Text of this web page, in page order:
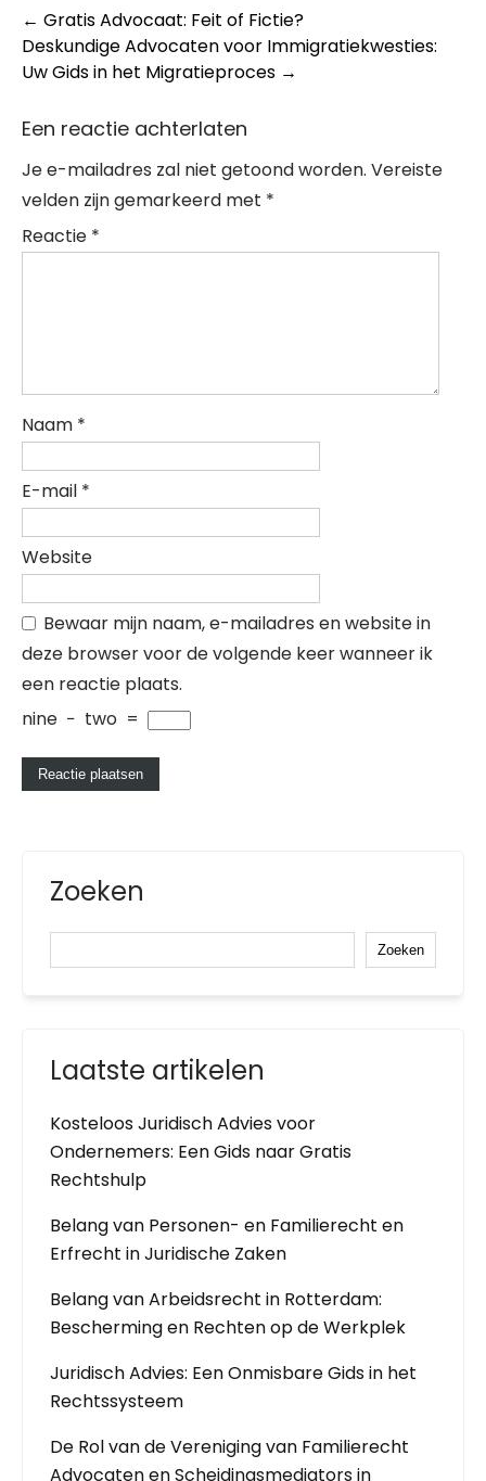
Post
navigation
← Gratis Advocaat: Feit of Fictie?
Deskundige Advocaten voor Immigratiekwesties:
Uw Gids in het Migratieproces →
Een reactie achterlaten
Je e-mailadres zal niet getoond worden. Vereiste
velden zijn gemarkeerd met *
Reactie *
Naam *
E-mail *
Website
Bewaar mijn naam, e-mailadres en website in
deze browser voor de volgende keer wanneer ik
een reactie plaats.
nine − two =
Zoeken
Zoeken
Laatste artikelen
Kosteloos Juridisch Advies voor
Ondernemers: Een Gids naar Gratis
Rechtshulp
Belang van Personen- en Familierecht en
Erfrecht in Juridische Zaken
Belang van Arbeidsrecht in Rotterdam:
Bescherming en Rechten op de Werkplek
Juridisch Advies: Een Onmisbare Gids in het
Rechtssysteem
De Rol van de Vereniging van Familierecht
Advocaten en Scheidingsmediators in